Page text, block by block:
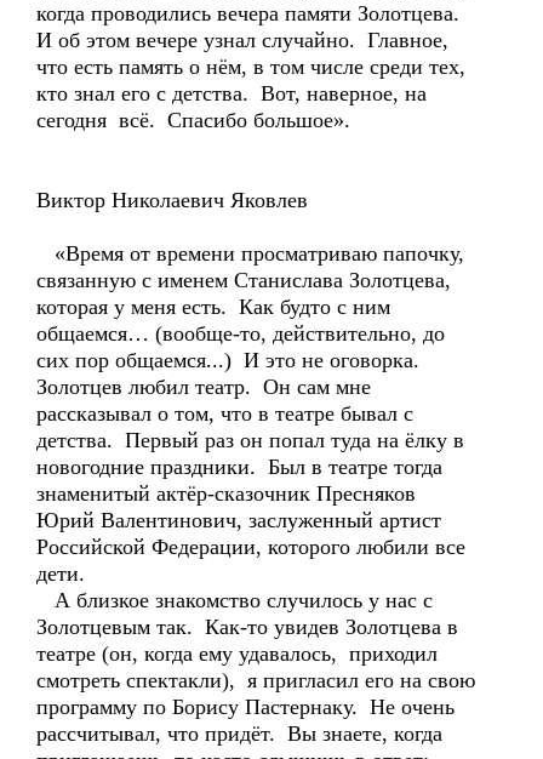
когда проводились вечера памяти Золотцева.
И об этом вечере узнал случайно. Главное,
что есть память о нём, в том числе среди тех,
кто знал его с детства. Вот, наверное, на
сегодня всё. Спасибо большое».
Виктор Николаевич Яковлев
«Время от времени просматриваю папочку,
связанную с именем Станислава Золотцева,
которая у меня есть. Как будто с ним
общаемся… (вообще-то, действительно, до
сих пор общаемся...) И это не оговорка.
Золотцев любил театр. Он сам мне
рассказывал о том, что в театре бывал с
детства. Первый раз он попал туда на ёлку в
новогодние праздники. Был в театре тогда
знаменитый актёр-сказочник Пресняков
Юрий Валентинович, заслуженный артист
Российской Федерации, которого любили все
дети.
А близкое знакомство случилось у нас с
Золотцевым так. Как-то увидев Золотцева в
театре (он, когда ему удавалось, приходил
смотреть спектакли), я пригласил его на свою
программу по Борису Пастернаку. Не очень
рассчитывал, что придёт. Вы знаете, когда